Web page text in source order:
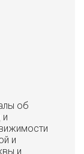
об
и
и
и